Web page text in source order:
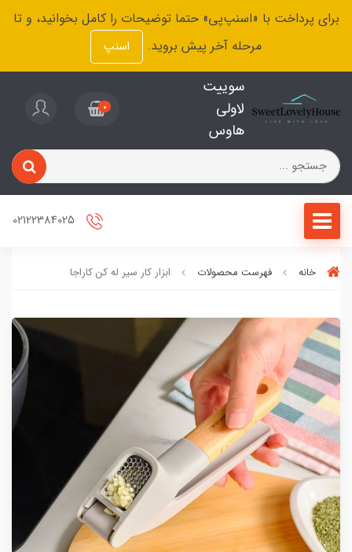
برای پرداخت با «اسنپ‌پی» حتما توضیحات را کامل بخوانید، و تا
مرحله آخر پیش بروید.
اسنپ
سوییت
لاولی
هاوس
0
خانه فهرست محصولات ابزار کار سیر له کن کاراجا